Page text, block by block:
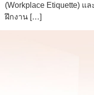
(Workplace Etiquette) แ
ฝึกงาน […]